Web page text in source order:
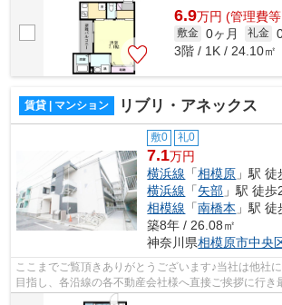
6.9万円 (管理費
敷金 0ヶ月 礼金
3階 / 1K / 24.10㎡
賃貸 | マンション リブリ・アネックス
敷0 礼0
7.1万円
横浜線 「相模原 」駅
横浜線 「矢部 」駅 徒歩
相模線 「南橋本 」駅
築8年 / 26.08㎡
神奈川県相模原市中央
ここまでご覧頂きありがとうございます♪当社は他社
目指し、各沿線の各不動産会社様へ直接ご挨拶に行き
客様へ提供しております！最新の情報...